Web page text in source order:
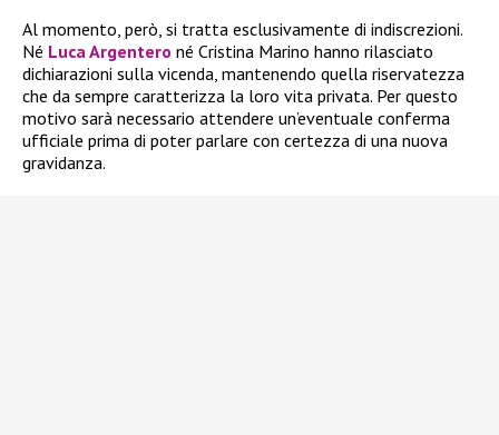
Al momento, però, si tratta esclusivamente di indiscrezioni.
Né Luca Argentero né Cristina Marino hanno rilasciato
dichiarazioni sulla vicenda, mantenendo quella riservatezza
che da sempre caratterizza la loro vita privata. Per questo
motivo sarà necessario attendere un’eventuale conferma
ufficiale prima di poter parlare con certezza di una nuova
gravidanza.